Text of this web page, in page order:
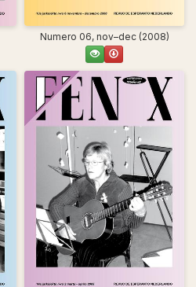
Numero 06, nov–dec (2008)